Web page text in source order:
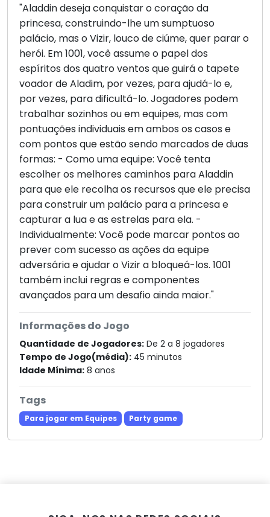
"Aladdin deseja conquistar o coração da
princesa, construindo-lhe um sumptuoso
palácio, mas o Vizir, louco de ciúme, quer parar o
herói. Em 1001, você assume o papel dos
espíritos dos quatro ventos que guirá o tapete
voador de Aladim, por vezes, para ajudá-lo e,
por vezes, para dificultá-lo. Jogadores podem
trabalhar sozinhos ou em equipes, mas com
pontuações individuais em ambos os casos e
com pontos que estão sendo marcados de duas
formas: - Como uma equipe: Você tenta
escolher os melhores caminhos para Aladdin
para que ele recolha os recursos que ele precisa
para construir um palácio para a princesa e
capturar a lua e as estrelas para ela. -
Individualmente: Você pode marcar pontos ao
prever com sucesso as ações da equipe
adversária e ajudar o Vizir a bloqueá-los. 1001
também inclui regras e componentes
avançados para um desafio ainda maior."
Informações do Jogo
Quantidade de Jogadores: De 2 a 8 jogadores
Tempo de Jogo(média): 45 minutos
Idade Mínima: 8 anos
Tags
Para jogar em Equipes Party game